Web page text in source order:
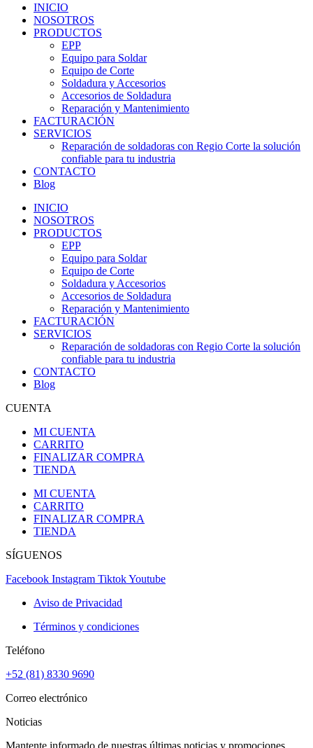
INICIO
NOSOTROS
PRODUCTOS
EPP
Equipo para Soldar
Equipo de Corte
Soldadura y Accesorios
Accesorios de Soldadura
Reparación y Mantenimiento
FACTURACIÓN
SERVICIOS
Reparación de soldadoras con Regio Corte la solución
confiable para tu industria
CONTACTO
Blog
INICIO
NOSOTROS
PRODUCTOS
EPP
Equipo para Soldar
Equipo de Corte
Soldadura y Accesorios
Accesorios de Soldadura
Reparación y Mantenimiento
FACTURACIÓN
SERVICIOS
Reparación de soldadoras con Regio Corte la solución
confiable para tu industria
CONTACTO
Blog
CUENTA
MI CUENTA
CARRITO
FINALIZAR COMPRA
TIENDA
MI CUENTA
CARRITO
FINALIZAR COMPRA
TIENDA
SÍGUENOS
Facebook Instagram TiktokYoutube
Aviso de Privacidad
Términos y condiciones
Teléfono
+52 (81) 8330 9690
Correo electrónico
Noticias
Mantente informado de nuestras últimas noticias y promociones,